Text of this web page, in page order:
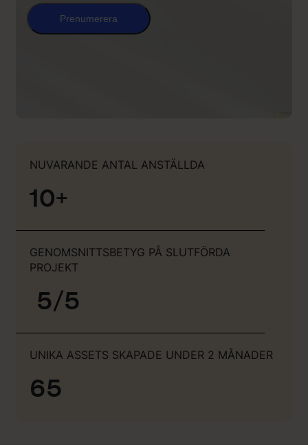
Prenumerera
NUVARANDE ANTAL ANSTÄLLDA
10+
GENOMSNITTSBETYG PÅ SLUTFÖRDA
PROJEKT
5/5
UNIKA ASSETS SKAPADE UNDER 2 MÅNADER
65